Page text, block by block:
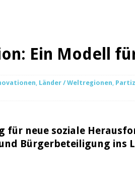
Ein Modell
, Länder / Weltregionen,
für neue soziale
Bürgerbeteiligung ins